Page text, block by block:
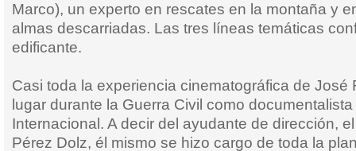
Marco), un experto en rescates en la montaña y
almas descarriadas. Las tres líneas temáticas
edificante.
Casi toda la experiencia cinematográfica de José
lugar durante la Guerra Civil como
Internacional. A decir del ayudante de dirección,
Pérez Dolz, él mismo se hizo cargo de toda la